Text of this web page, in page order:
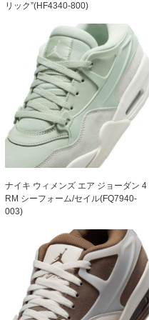
リック”(HF4340-800)
ナイキ ウィメンズ エア ジョーダン 4
RM シーフォーム/セイル(FQ7940-
003)